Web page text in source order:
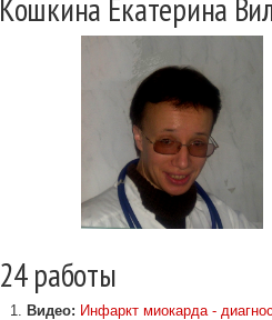
Кошкина Екатерина
24 работы
Видео: Инфаркт миокарда -